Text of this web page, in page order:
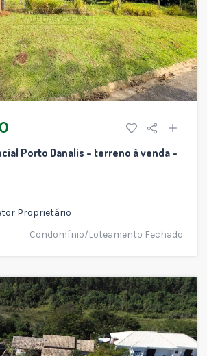
Porto Danalis – terreno à venda –
Proprietário
Condomínio/Loteamento Fechado